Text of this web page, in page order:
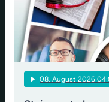
play_arrow 08. August 2026